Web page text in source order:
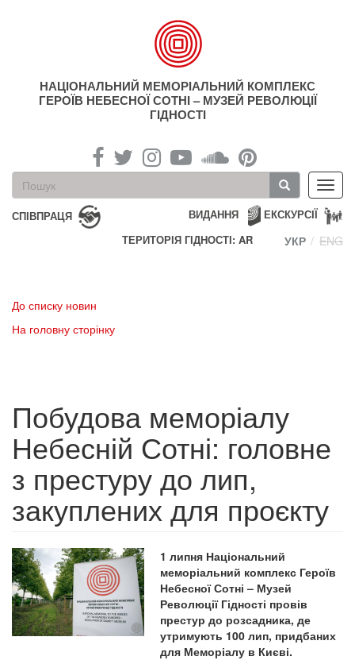
НАЦІОНАЛЬНИЙ МЕМОРІАЛЬНИЙ КОМПЛЕКС
ГЕРОЇВ НЕБЕСНОЇ СОТНІ – МУЗЕЙ РЕВОЛЮЦІЇ
ГІДНОСТІ
Пошукова
форма
Пошук
СПІВПРАЦЯ ЕКСКУРСІЇ
ВИДАННЯ
ТЕРИТОРІЯ ГІДНОСТІ: AR
УКР ENG
До списку новин
На головну сторінку
Побудова меморіалу
Небесній Сотні: головне
з престуру до лип,
закуплених для проєкту
1 липня Національний
меморіальний комплекс Героїв
Небесної Сотні – Музей
Революції Гідності провів
престур до розсадника, де
утримують 100 лип, придбаних
для Меморіалу в Києві.